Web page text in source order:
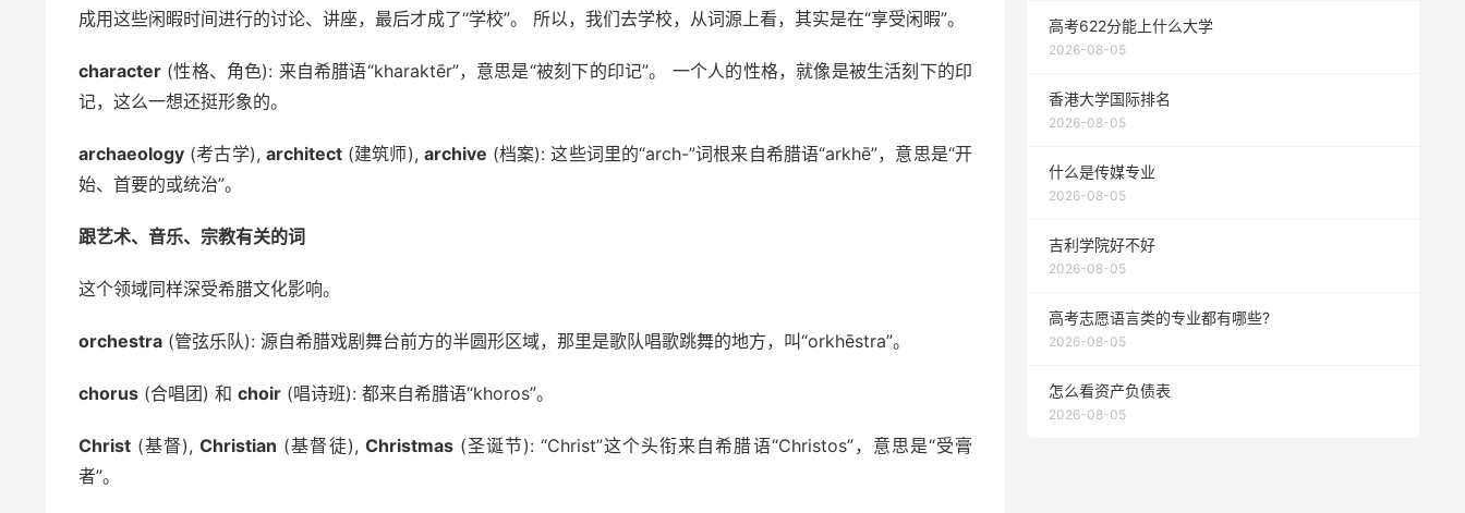
成用这些闲暇时间进行的讨论、讲座，最后才成了“学校”。 所以，我们去学校，从词源上看，其实是在“享受闲暇”。
character (性格、角色): 来自希腊语“kharaktēr”，意思是“被刻下的印记”。 一个人的性格，就像是被生活刻下的印
记，这么一想还挺形象的。
archaeology (考古学), architect(建筑师), archive (档案): 这些词里的“arch-”词根来自希腊语“arkhē”，意思是“开
始、首要的或统治”。
跟艺术、音乐、宗教有关的词
这个领域同样深受希腊文化影响。
orchestra (管弦乐队): 源自希腊戏剧舞台前方的半圆形区域，那里是歌队唱歌跳舞的地方，叫“orkhēstra”。
chorus (合唱团) 和 choir (唱诗班): 都来自希腊语“khoros”。
Christ (基督),Christian (基督徒), Christmas(圣诞节): “Christ”这个头衔来自希腊语“Christos”，意思是“受膏
者”。
高考622分能上什么大学
2026-08-05
香港大学国际排名
2026-08-05
什么是传媒专业
2026-08-05
吉利学院好不好
2026-08-05
高考志愿语言类的专业都有哪些?
2026-08-05
怎么看资产负债表
2026-08-05